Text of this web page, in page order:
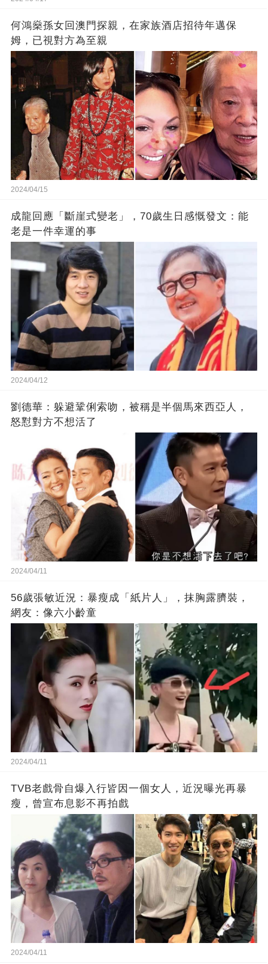
何鴻燊孫女回澳門探親，在家族酒店招待年邁保
姆，已視對方為至親
2024/04/15
成龍回應「斷崖式變老」，70歲生日感慨發文：能
老是一件幸運的事
2024/04/12
劉德華：躲避鞏俐索吻，被稱是半個馬來西亞人，
怒懟對方不想活了
2024/04/11
56歲張敏近況：暴瘦成「紙片人」，抹胸露臍裝，
網友：像六小齡童
2024/04/11
TVB老戲骨自爆入行皆因一個女人，近況曝光再暴
瘦，曾宣布息影不再拍戲
2024/04/11